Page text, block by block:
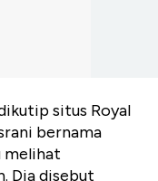
situs Royal
bernama
melihat
Dia disebut